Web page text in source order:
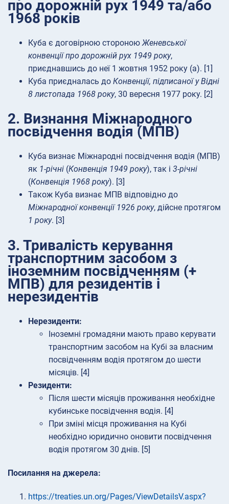
про дорожній рух 1949 та/або
1968 років
Куба є договірною стороноюЖеневської
конвенції про дорожній рух 1949 року,
приєднавшись до неї 1 жовтня 1952 року (a). [1]
Куба приєдналась до Конвенції, підписаної у Відні
8 листопада 1968 року, 30 вересня 1977 року. [2]
2. Визнання Міжнародного
посвідчення водія (МПВ)
Куба визнає Міжнародні посвідчення водія (МПВ)
як 1-річні (Конвенція 1949 року), так і 3-річні
(Конвенція 1968 року). [3]
Також Куба визнає МПВ відповідно до
Міжнародної конвенції 1926 року, дійсне протягом
1 року. [3]
3. Тривалість керування
транспортним засобом з
іноземним посвідченням (+
МПВ) для резидентів і
нерезидентів
Нерезиденти:
Іноземні громадяни мають право керувати
транспортним засобом на Кубі за власним
посвідченням водія протягом до шести
місяців. [4]
Резиденти:
Після шести місяців проживання необхідне
кубинське посвідчення водія. [4]
При зміні місця проживання на Кубі
необхідно юридично оновити посвідчення
водія протягом 30 днів. [5]
Посилання на джерела:
https://treaties.un.org/Pages/ViewDetailsV.aspx?